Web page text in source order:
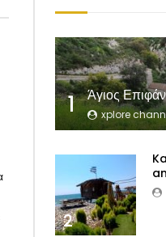
1 Άγιος
xplore
2